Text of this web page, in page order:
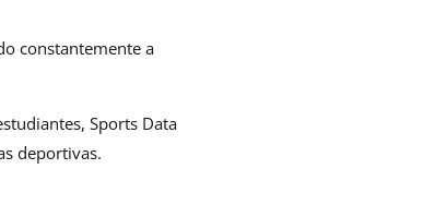
constantemente a
Sports Data
deportivas.